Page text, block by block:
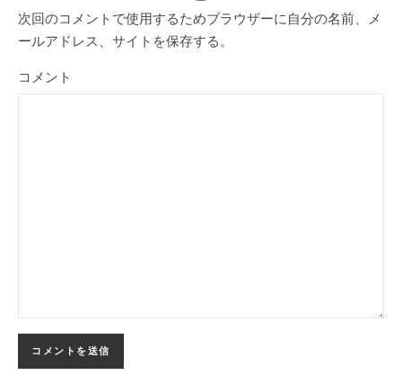
次回のコメントで使用するためブラウザーに自分の名前、メ
ールアドレス、サイトを保存する。
コメント